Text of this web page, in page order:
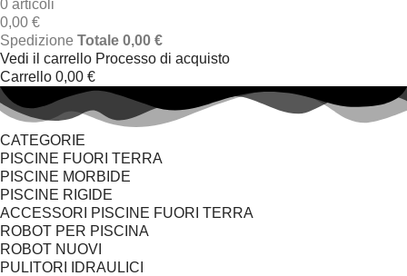
0 articoli
0,00 €
Spedizione Totale 0,00 €
Vedi il carrello Processo di acquisto
Carrello 0,00 €
CATEGORIE
PISCINE FUORI TERRA
PISCINE MORBIDE
PISCINE RIGIDE
ACCESSORI PISCINE FUORI TERRA
ROBOT PER PISCINA
ROBOT NUOVI
PULITORI IDRAULICI